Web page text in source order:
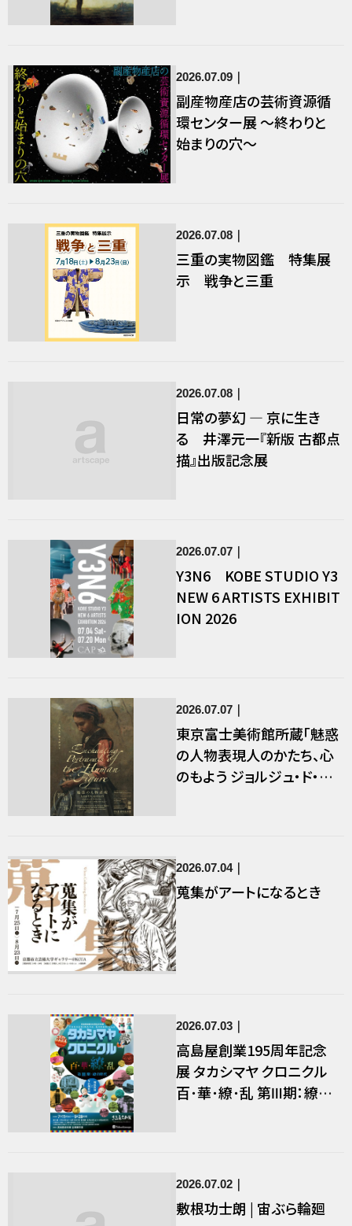
2026.07.09
副産物産店の芸術資源循
環センター展 〜終わりと
始まりの穴〜
2026.07.08
三重の実物図鑑 特集展
示 戦争と三重
2026.07.08
日常の夢幻 ― 京に生き
る 井澤元一『新版 古都点
描』出版記念展
2026.07.07
Y3N6 KOBE STUDIO Y3
NEW 6 ARTISTS EXHIBIT
ION 2026
2026.07.07
東京富士美術館所蔵「魅惑
の人物表現――人のかたち、心
のもよう ジョルジュ・ド・ラ・
2026.07.04
蒐集がアートになるとき
2026.07.03
⾼島屋創業195周年記念
展 タカシマヤ クロニクル
百･華･繚･乱 第Ⅲ期：繚の
2026.07.02
敷根功士朗 | 宙ぶら輪廻